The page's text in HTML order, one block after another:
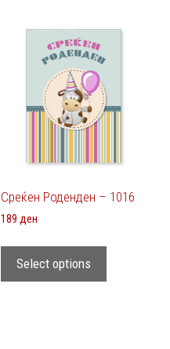
Среќен Роденден – 1016
189 ден
Select options